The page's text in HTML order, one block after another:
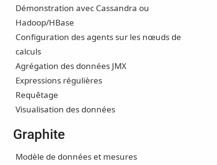
Démonstration avec Cassandra ou
Hadoop/HBase
Configuration des agents sur les nœuds de
calculs
Agrégation des données JMX
Expressions régulières
Requêtage
Visualisation des données
Graphite
Modèle de données et mesures